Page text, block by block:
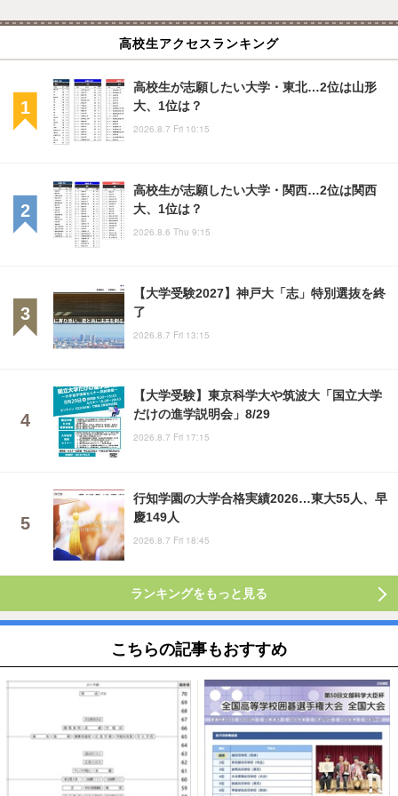
高校生アクセスランキング
高校生が志願したい大学・東北…2位は山形
大、1位は？
2026.8.7 Fri 10:15
高校生が志願したい大学・関西…2位は関西
大、1位は？
2026.8.6 Thu 9:15
【大学受験2027】神戸大「志」特別選抜を終
了
2026.8.7 Fri 13:15
【大学受験】東京科学大や筑波大「国立大学
だけの進学説明会」8/29
2026.8.7 Fri 17:15
行知学園の大学合格実績2026…東大55人、早
慶149人
2026.8.7 Fri 18:45
ランキングをもっと見る
こちらの記事もおすすめ